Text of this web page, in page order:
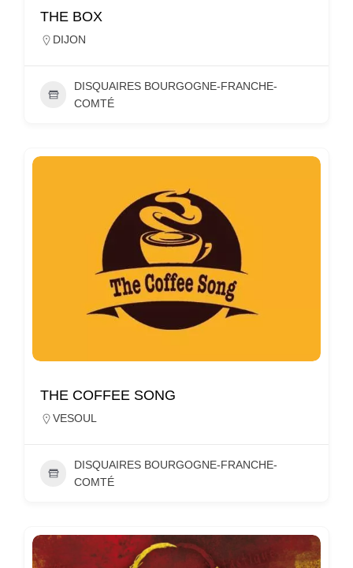
THE BOX
DIJON
DISQUAIRES BOURGOGNE-FRANCHE-
COMTÉ
THE COFFEE SONG
VESOUL
DISQUAIRES BOURGOGNE-FRANCHE-
COMTÉ